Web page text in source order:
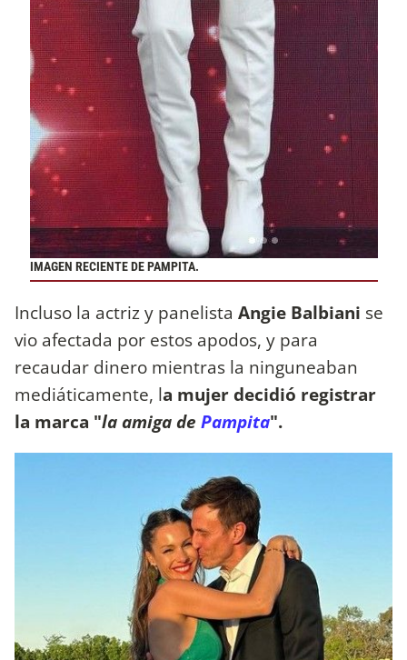
IMAGEN RECIENTE DE PAMPITA.
Incluso la actriz y panelista Angie Balbiani se
vio afectada por estos apodos, y para
recaudar dinero mientras la ninguneaban
mediáticamente, la mujer decidió registrar
la marca "la amiga de Pampita".